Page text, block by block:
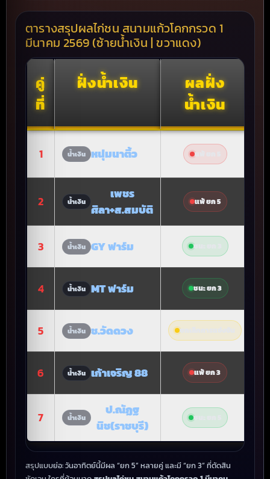
ตารางสรุปผลไก่ชน สนามแก้วโคกกรวด 1
มีนาคม 2569 (ซ้ายน้ำเงิน | ขวาแดง)
คู่
ที่
ฝั่งน้ำเงิน
ผลฝั่ง
น้ำเงิน
1 น้ำเงิน หนุ่มนาติ้ว แพ้ ยก 5
2 น้ำเงิน
เพชร
ศิลา+ส.สมบัติ
แพ้ ยก 5
3 น้ำเงิน GY ฟาร์ม ชนะ ยก 3
4 น้ำเงิน MT ฟาร์ม ชนะ ยก 3
5 น้ำเงิน ช.วัดดวง ยกเลิกการแข่งขัน
6 น้ำเงิน เก้าเจริญ 88 แพ้ ยก 3
7 น้ำเงิน
ป.ณัฏฐ
นิช(ราชบุรี)
ชนะ ยก 5
สรุปแบบย่อ: วันอาทิตย์นี้มีผล “ยก 5” หลายคู่ และมี “ยก 3” ที่ตัดสิน